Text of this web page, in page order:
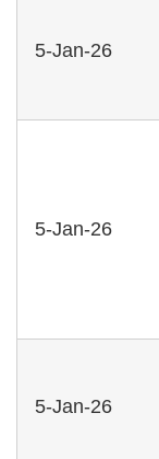
5-Jan-26
5-Jan-26
5-Jan-26